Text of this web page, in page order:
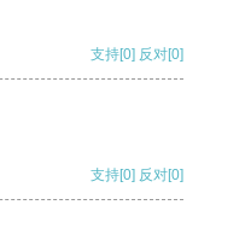
支持[0] 反对[0]
支持[0] 反对[0]